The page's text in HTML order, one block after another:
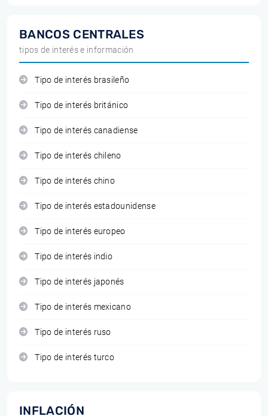
BANCOS CENTRALES
tipos de interés e información
Tipo de interés brasileño
Tipo de interés británico
Tipo de interés canadiense
Tipo de interés chileno
Tipo de interés chino
Tipo de interés estadounidense
Tipo de interés europeo
Tipo de interés indio
Tipo de interés japonés
Tipo de interés mexicano
Tipo de interés ruso
Tipo de interés turco
INFLACIÓN